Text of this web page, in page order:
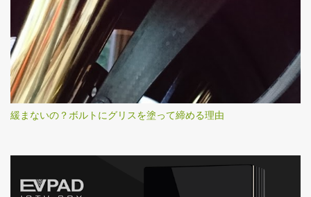
緩まないの？ボルトにグリスを塗って締める理由